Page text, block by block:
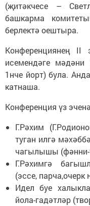
(җитәкчесе –
башкарма
берлектә оештыра.
Конференциянең II
исемендәге мәдәни
1нче йорт) була.
катнаша.
Конференция үз
Г.Рәхим
туган илгә
чагылышы (фәнни-
Г.Рәхимгә
(эссе, парча,очерк
Идел буе
йола-гадәтләр